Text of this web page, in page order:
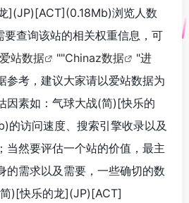
](JP)[ACT](0.18Mb)浏览人数
查询该站的相关权重信息，可
爱站数据 ""Chinaz数据
"进
参考，建议大家请以爱站数据为
因素如：气球大战(简)[快乐的
访问速度、搜索引擎收录以及
当然要评估一个站的价值，最主
的需求以及需要，一些确切的数
)[快乐的龙](JP)[ACT]